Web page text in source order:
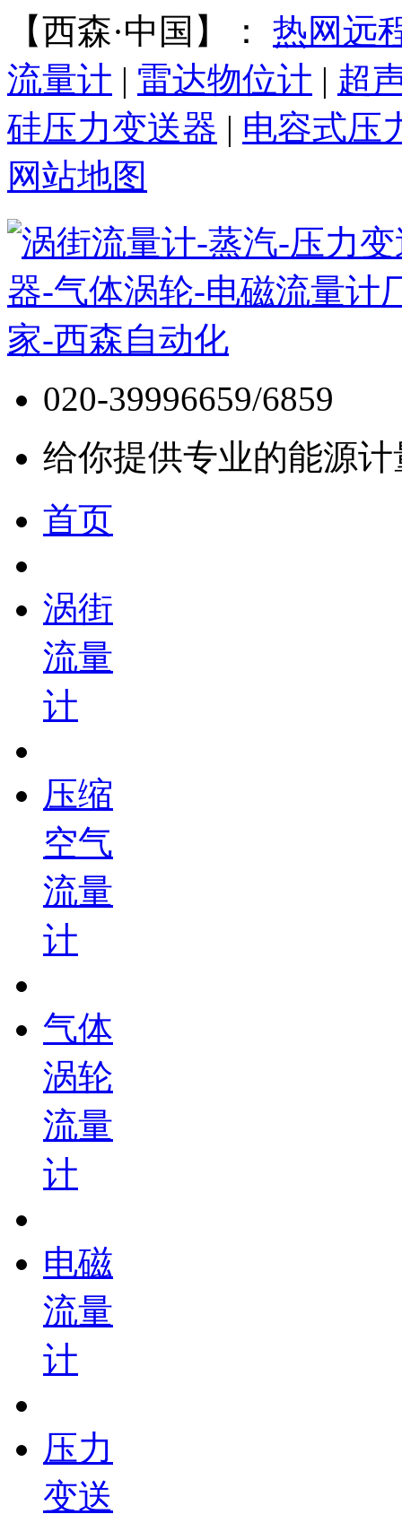
【西森·中国】： 热网远
流量计 | 雷达物位计 | 超
硅压力变送器 | 电容式压
网站地图
020-39996659/6859
给你提供专业的能源
首页
涡街
流量
计
压缩
空气
流量
计
气体
涡轮
流量
计
电磁
流量
计
压力
变送